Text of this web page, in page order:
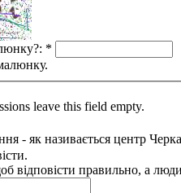
*
leave this field empty.
- як називається центр
відповісти правильно, а